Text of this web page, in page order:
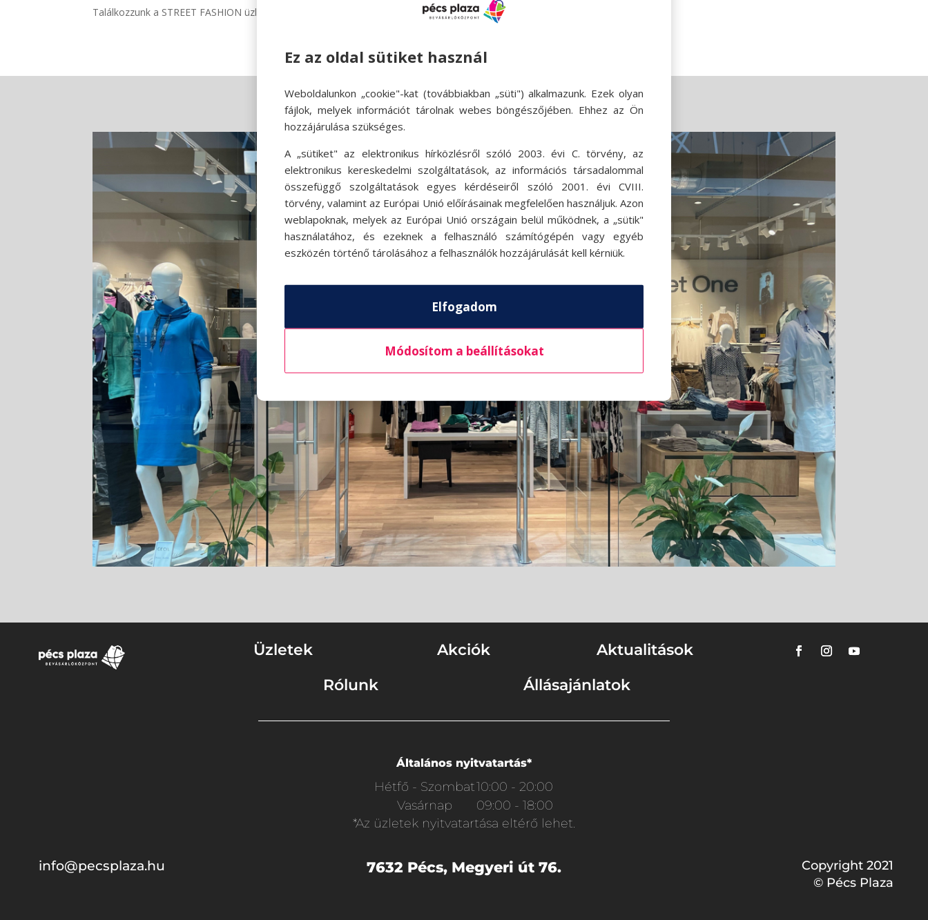
Találkozzunk a STREET FASHION üzletben!
Üzletek Akciók
Aktualitások
Rólunk
Állásajánlatok
Általános nyitvatartás*
Hétfő - Szombat10:00 - 20:00
Vasárnap
09:00 - 18:00
*Az üzletek nyitvatartása eltérő lehet.
info@pecsplaza.hu 7632 Pécs, Megyeri út 76.
Copyright 2021
© Pécs Plaza
Ez az oldal sütiket használ
Weboldalunkon „cookie"-kat (továbbiakban „süti") alkalmazunk. Ezek olyan
fájlok, melyek információt tárolnak webes böngészőjében. Ehhez az Ön
hozzájárulása szükséges.
A „sütiket" az elektronikus hírközlésről szóló 2003. évi C. törvény, az
elektronikus kereskedelmi szolgáltatások, az információs társadalommal
összefüggő szolgáltatások egyes kérdéseiről szóló 2001. évi CVIII.
törvény, valamint az Európai Unió előírásainak megfelelően használjuk. Azon
weblapoknak, melyek az Európai Unió országain belül működnek, a „sütik"
használatához, és ezeknek a felhasználó számítógépén vagy egyéb
eszközén történő tárolásához a felhasználók hozzájárulását kell kérniük.
Elfogadom
Módosítom a beállításokat